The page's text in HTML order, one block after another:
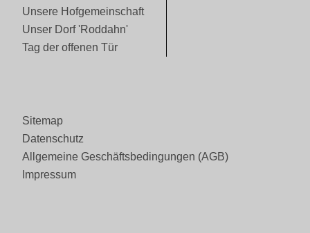
Unsere Hofgemeinschaft
Unser Dorf 'Roddahn'
Tag der offenen Tür
Sitemap
Datenschutz
Allgemeine Geschäftsbedingungen (AGB)
Impressum